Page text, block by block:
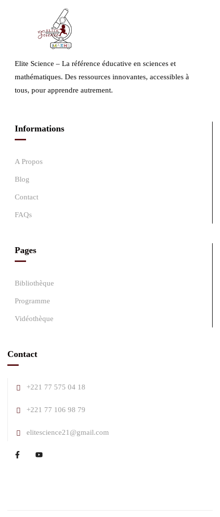
Elite Science – La référence éducative en sciences et
mathématiques. Des ressources innovantes, accessibles à
tous, pour apprendre autrement.
Informations
A Propos
Blog
Contact
FAQs
Pages
Bibliothèque
Programme
Vidéothèque
Contact
+221 77 575 04 18
+221 77 106 98 79
elitescience21@gmail.com